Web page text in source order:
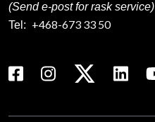
(Send e-post for rask service)
Tel: +468-673 33 50